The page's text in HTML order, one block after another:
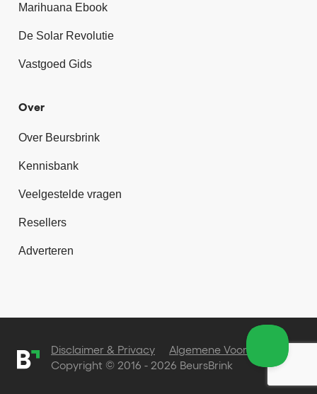
Marihuana Ebook
De Solar Revolutie
Vastgoed Gids
Over
Over Beursbrink
Kennisbank
Veelgestelde vragen
Resellers
Adverteren
Copyright © 2016 - 2026 BeursBrink
Disclaimer & Privacy Algemene Voorwaarden